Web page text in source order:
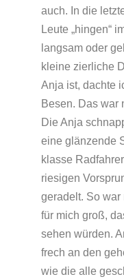
auch. In die
Leute „hingen“
langsam oder
kleine zierliche
Anja ist, dachte
Besen. Das war
Die Anja
eine glänzende
klasse
riesigen
geradelt. So
für mich groß,
sehen würden.
frech an den
wie die alle